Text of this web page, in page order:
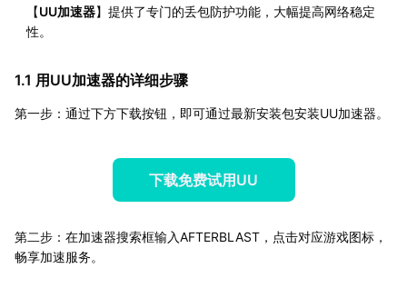
【UU加速器】提供了专门的丢包防护功能，大幅提高网络稳定
性。
1.1 用UU加速器的详细步骤
第一步：通过下方下载按钮，即可通过最新安装包安装UU加速器。
下载免费试用UU
第二步：在加速器搜索框输入AFTERBLAST，点击对应游戏图标，
畅享加速服务。